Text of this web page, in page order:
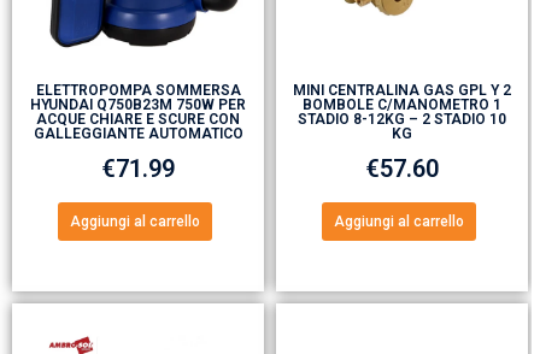
ELETTROPOMPA SOMMERSA
HYUNDAI Q750B23M 750W PER
ACQUE CHIARE E SCURE CON
GALLEGGIANTE AUTOMATICO
€71.99
Aggiungi al carrello
MINI CENTRALINA GAS GPL Y 2
BOMBOLE C/MANOMETRO 1
STADIO 8-12KG – 2 STADIO 10
KG
€57.60
Aggiungi al carrello